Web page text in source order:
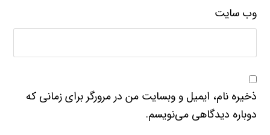
وب‌ سایت
ذخیره نام، ایمیل و وبسایت من در مرورگر برای زمانی که
دوباره دیدگاهی می‌نویسم.